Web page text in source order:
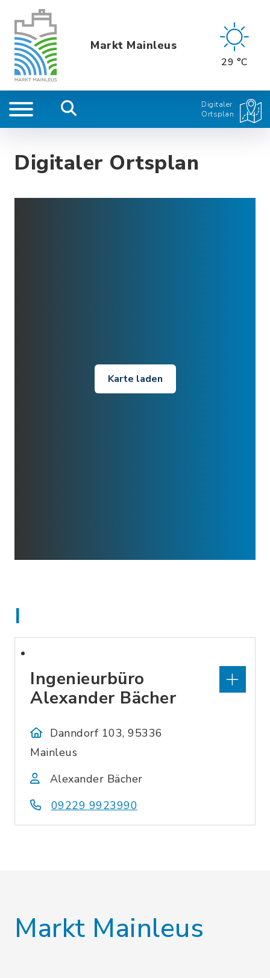
Markt Mainleus
29 °C
Digitaler
Ortsplan
Digitaler Ortsplan
Karte laden
I
Ingenieurbüro
Alexander Bächer
Danndorf 103, 95336
Mainleus
Alexander Bächer
09229 9923990
Markt Mainleus